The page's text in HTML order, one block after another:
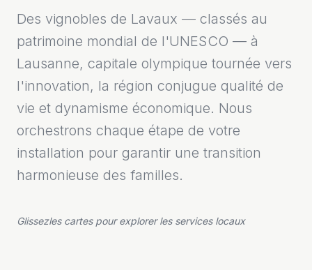
Des vignobles de Lavaux — classés au
patrimoine mondial de l'UNESCO — à
Lausanne, capitale olympique tournée vers
l'innovation, la région conjugue qualité de
vie et dynamisme économique. Nous
orchestrons chaque étape de votre
installation pour garantir une transition
harmonieuse des familles.
Glissezles cartes pour explorer les services locaux